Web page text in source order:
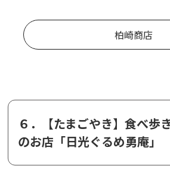
柏崎商店
６．【たまごやき】食べ歩
のお店「日光ぐるめ勇庵」